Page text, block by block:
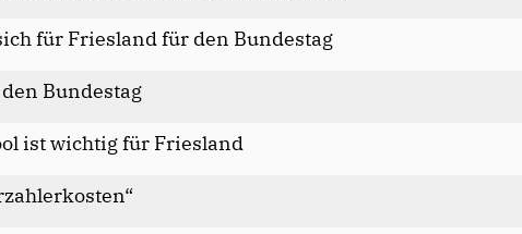
für Friesland für den Bundestag
Bundestag
ist wichtig für Friesland